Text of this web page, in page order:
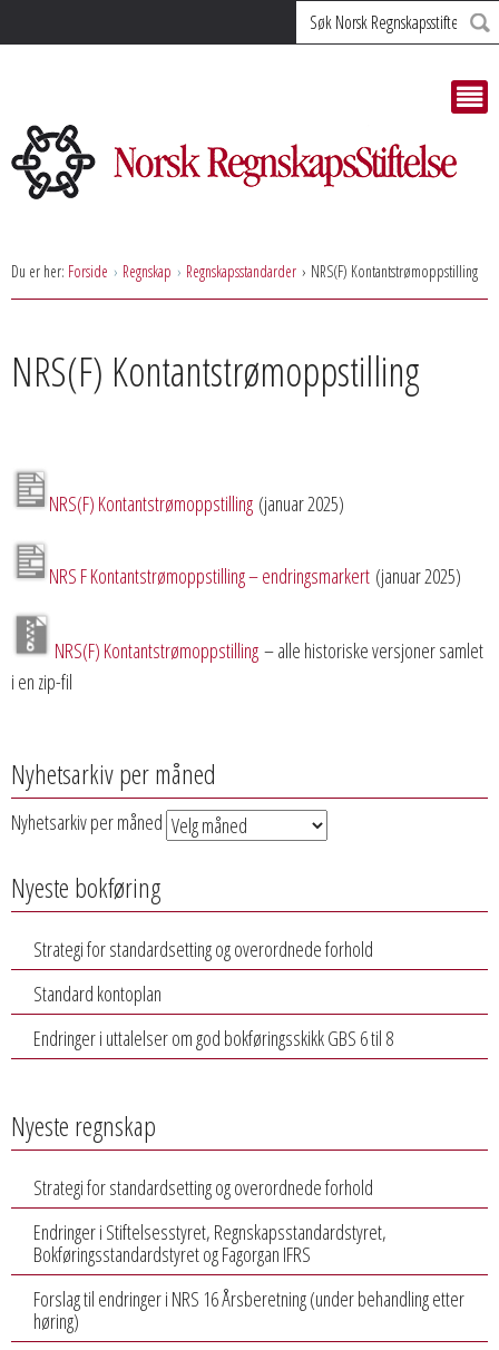
Søk
Du er her: Forside Regnskap Regnskapsstandarder NRS(F) Kontantstrømoppstilling
NRS(F) Kontantstrømoppstilling
NRS(F) Kontantstrømoppstilling (januar 2025)
NRS F Kontantstrømoppstilling – endringsmarkert (januar 2025)
NRS(F) Kontantstrømoppstilling – alle historiske versjoner samlet
i en zip-fil
Nyhetsarkiv per måned
Nyhetsarkiv per måned
Nyeste bokføring
Strategi for standardsetting og overordnede forhold
Standard kontoplan
Endringer i uttalelser om god bokføringsskikk GBS 6 til 8
Nyeste regnskap
Strategi for standardsetting og overordnede forhold
Endringer i Stiftelsesstyret, Regnskapsstandardstyret,
Bokføringsstandardstyret og Fagorgan IFRS
Forslag til endringer i NRS 16 Årsberetning (under behandling etter
høring)